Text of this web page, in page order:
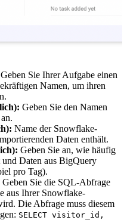
Geben Sie Ihrer Aufgabe einen
Namen, um ihren
Geben Sie den Namen
Name der Snowflake-
Daten enthält.
Geben Sie an, wie häufig
Daten aus BigQuery
pro Tag).
Geben Sie die SQL-Abfrage
aus Ihrer Snowflake-
Die Abfrage muss diesem
SELECT visitor_id,